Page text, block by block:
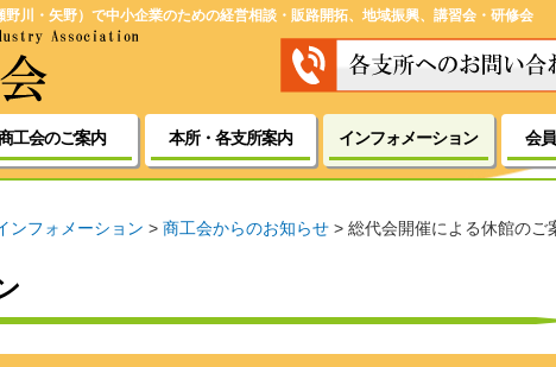
川・矢野）で中小企業のための経営相談・販路開拓、地域振興、講習会・研修会
工会のご案内 本所・各支所案内 インフォメーション 会
ンフォメーション > 商工会からのお知らせ > 総代会開催による休館のご